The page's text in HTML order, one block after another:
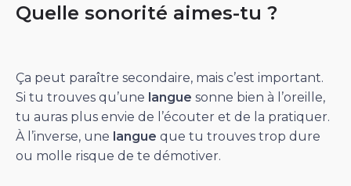
Quelle sonorité aimes-tu ?
Ça peut paraître secondaire, mais c’est important.
Si tu trouves qu’une langue sonne bien à l’oreille,
tu auras plus envie de l’écouter et de la pratiquer.
À l’inverse, une langue que tu trouves trop dure
ou molle risque de te démotiver.